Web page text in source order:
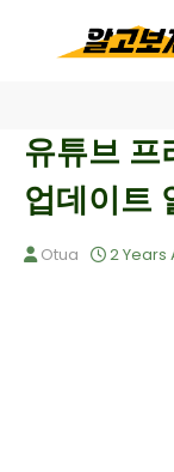
유튜브 프
업데이트
Otua 2 Years